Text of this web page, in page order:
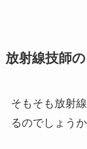
放射線技師
そもそも放射
るのでしょうか